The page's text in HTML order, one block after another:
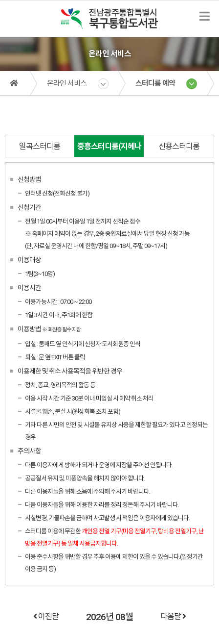
온라인 서비스
온라인 서비스 스터디룸 예약
일곡스터디룸 중흥스터디룸(지혜나 신용스터디룸
신청방법
인터넷 신청(전화신청 불가)
신청기간
전월 1일 00시부터 이용일 1일 전까지 선착순 접수
※ 홈페이지 예약이 없는 경우, 2층 종합자료실에서 당일 현장 신청 가능
(단, 자료실 운영시간 내에 한함/평일 09~18시, 주말 09~17시)
이용대상
1팀(3~10명)
이용시간
이용가능시간 : 07:00 ~ 22:00
1일 3시간 이내, 주1회에 한함
이용방법 ※ 회원증 필수 지참
입실 : 룸패드 옆 인식기에 신청자 도서회원증 인식
퇴실 : 문 옆 EXIT 버튼 클릭
이용제한 및 취소 사용목적을 위반한 경우
정치, 종교, 영리목적의 활동 등
이용 시작 시간 기준 30분 이내 미입실 시 예약 취소 처리
시설물 훼손, 분실 시(원상회복 조치 포함)
기타 다른 시민의 안전 및 시설물 유지상 사용을 제한할 필요가 있다고 인정되는
경우
주의사항
다른 이용자에게 방해가 되거나 운영에 지장을 주어선 안됩니다.
공공질서 유지 및 미풍양속을 해치지 않아야 합니다.
다른 이용자들을 위해 소음에 주의해 주시기 바랍니다.
다음 이용자들을 위해 이용한 자리를 정리 정돈해 주시기 바랍니다.
시설변경, 기물파손을 금하며 사고발생 시 책임은 이용자에게 있습니다.
스터디룸 이용에 무관한개인용 전열 기구(미용 전열기구, 탕비용 전열기구, 난
방용 전열기구) 등 일체 사용금지합니다.
이용 준수사항을 위반할 경우 추후 이용에 제한이 있을 수 있습니다.(일정기간
이용 금지 등)
2026년 08월
이전달 다음달